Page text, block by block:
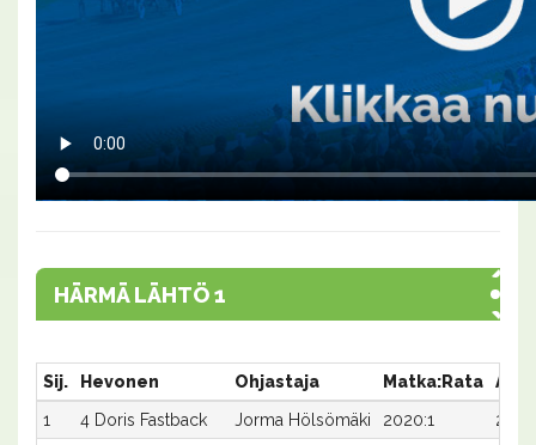
HÄRMÄ LÄHTÖ 1
Sij. Hevonen Ohjastaja Matka:Rata
Aika
1
4 Doris Fastback Jorma Hölsömäki 2020:1 24,7